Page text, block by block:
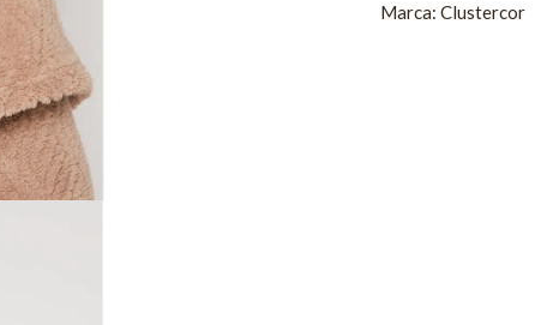
Marca: Clustercor